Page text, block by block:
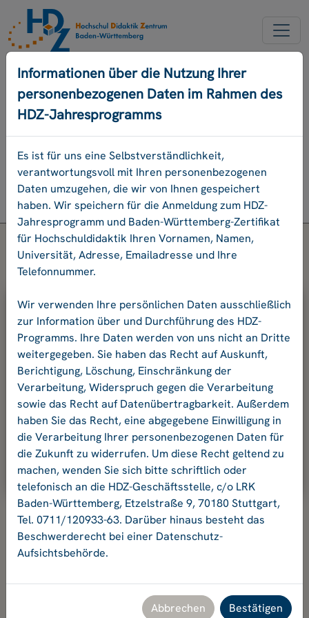
NEUER ACCOUNT
PASSWORD VERGESSEN
ENGLISCH
Programm
Login
Bitte geben Sie Ihre E-Mail-Adresse
und Ihr Passwort an.
E-Mail-Adresse:
Passwort:
Ok
Hochschuldidaktikzentrum Baden-Württemberg
Etzelstraße 9, 70180 Stuttgart, Tel. +49 711 120933-63,
Informationen über die Nutzung Ihrer
personenbezogenen Daten im Rahmen des
HDZ-Jahresprogramms
Es ist für uns eine Selbstverständlichkeit,
verantwortungsvoll mit Ihren personenbezogenen
Daten umzugehen, die wir von Ihnen gespeichert
haben. Wir speichern für die Anmeldung zum HDZ-
Jahresprogramm und Baden-Württemberg-Zertifikat
für Hochschuldidaktik Ihren Vornamen, Namen,
Universität, Adresse, Emailadresse und Ihre
Telefonnummer.
Wir verwenden Ihre persönlichen Daten ausschließlich
zur Information über und Durchführung des HDZ-
Programms. Ihre Daten werden von uns nicht an Dritte
weitergegeben. Sie haben das Recht auf Auskunft,
Berichtigung, Löschung, Einschränkung der
Verarbeitung, Widerspruch gegen die Verarbeitung
sowie das Recht auf Datenübertragbarkeit. Außerdem
haben Sie das Recht, eine abgegebene Einwilligung in
die Verarbeitung Ihrer personenbezogenen Daten für
die Zukunft zu widerrufen. Um diese Recht geltend zu
machen, wenden Sie sich bitte schriftlich oder
telefonisch an die HDZ-Geschäftsstelle, c/o LRK
Baden-Württemberg, Etzelstraße 9, 70180 Stuttgart,
Tel. 0711/120933-63. Darüber hinaus besteht das
Beschwerderecht bei einer Datenschutz-
Aufsichtsbehörde.
Abbrechen Bestätigen